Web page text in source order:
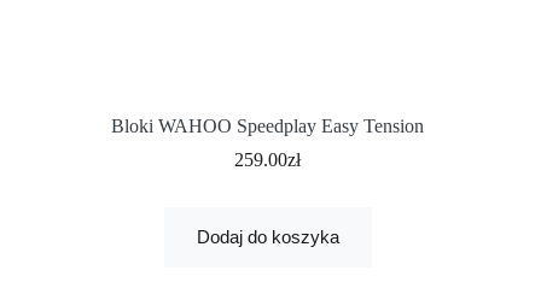
Bloki WAHOO Speedplay Easy Tension
259.00zł
Dodaj do koszyka